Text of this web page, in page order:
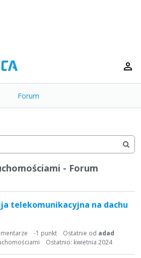
Forum
- Forum
telekomunikacyjna na dachu
-1 punkt Ostatnie od adad
Ostatnio: kwietnia 2024